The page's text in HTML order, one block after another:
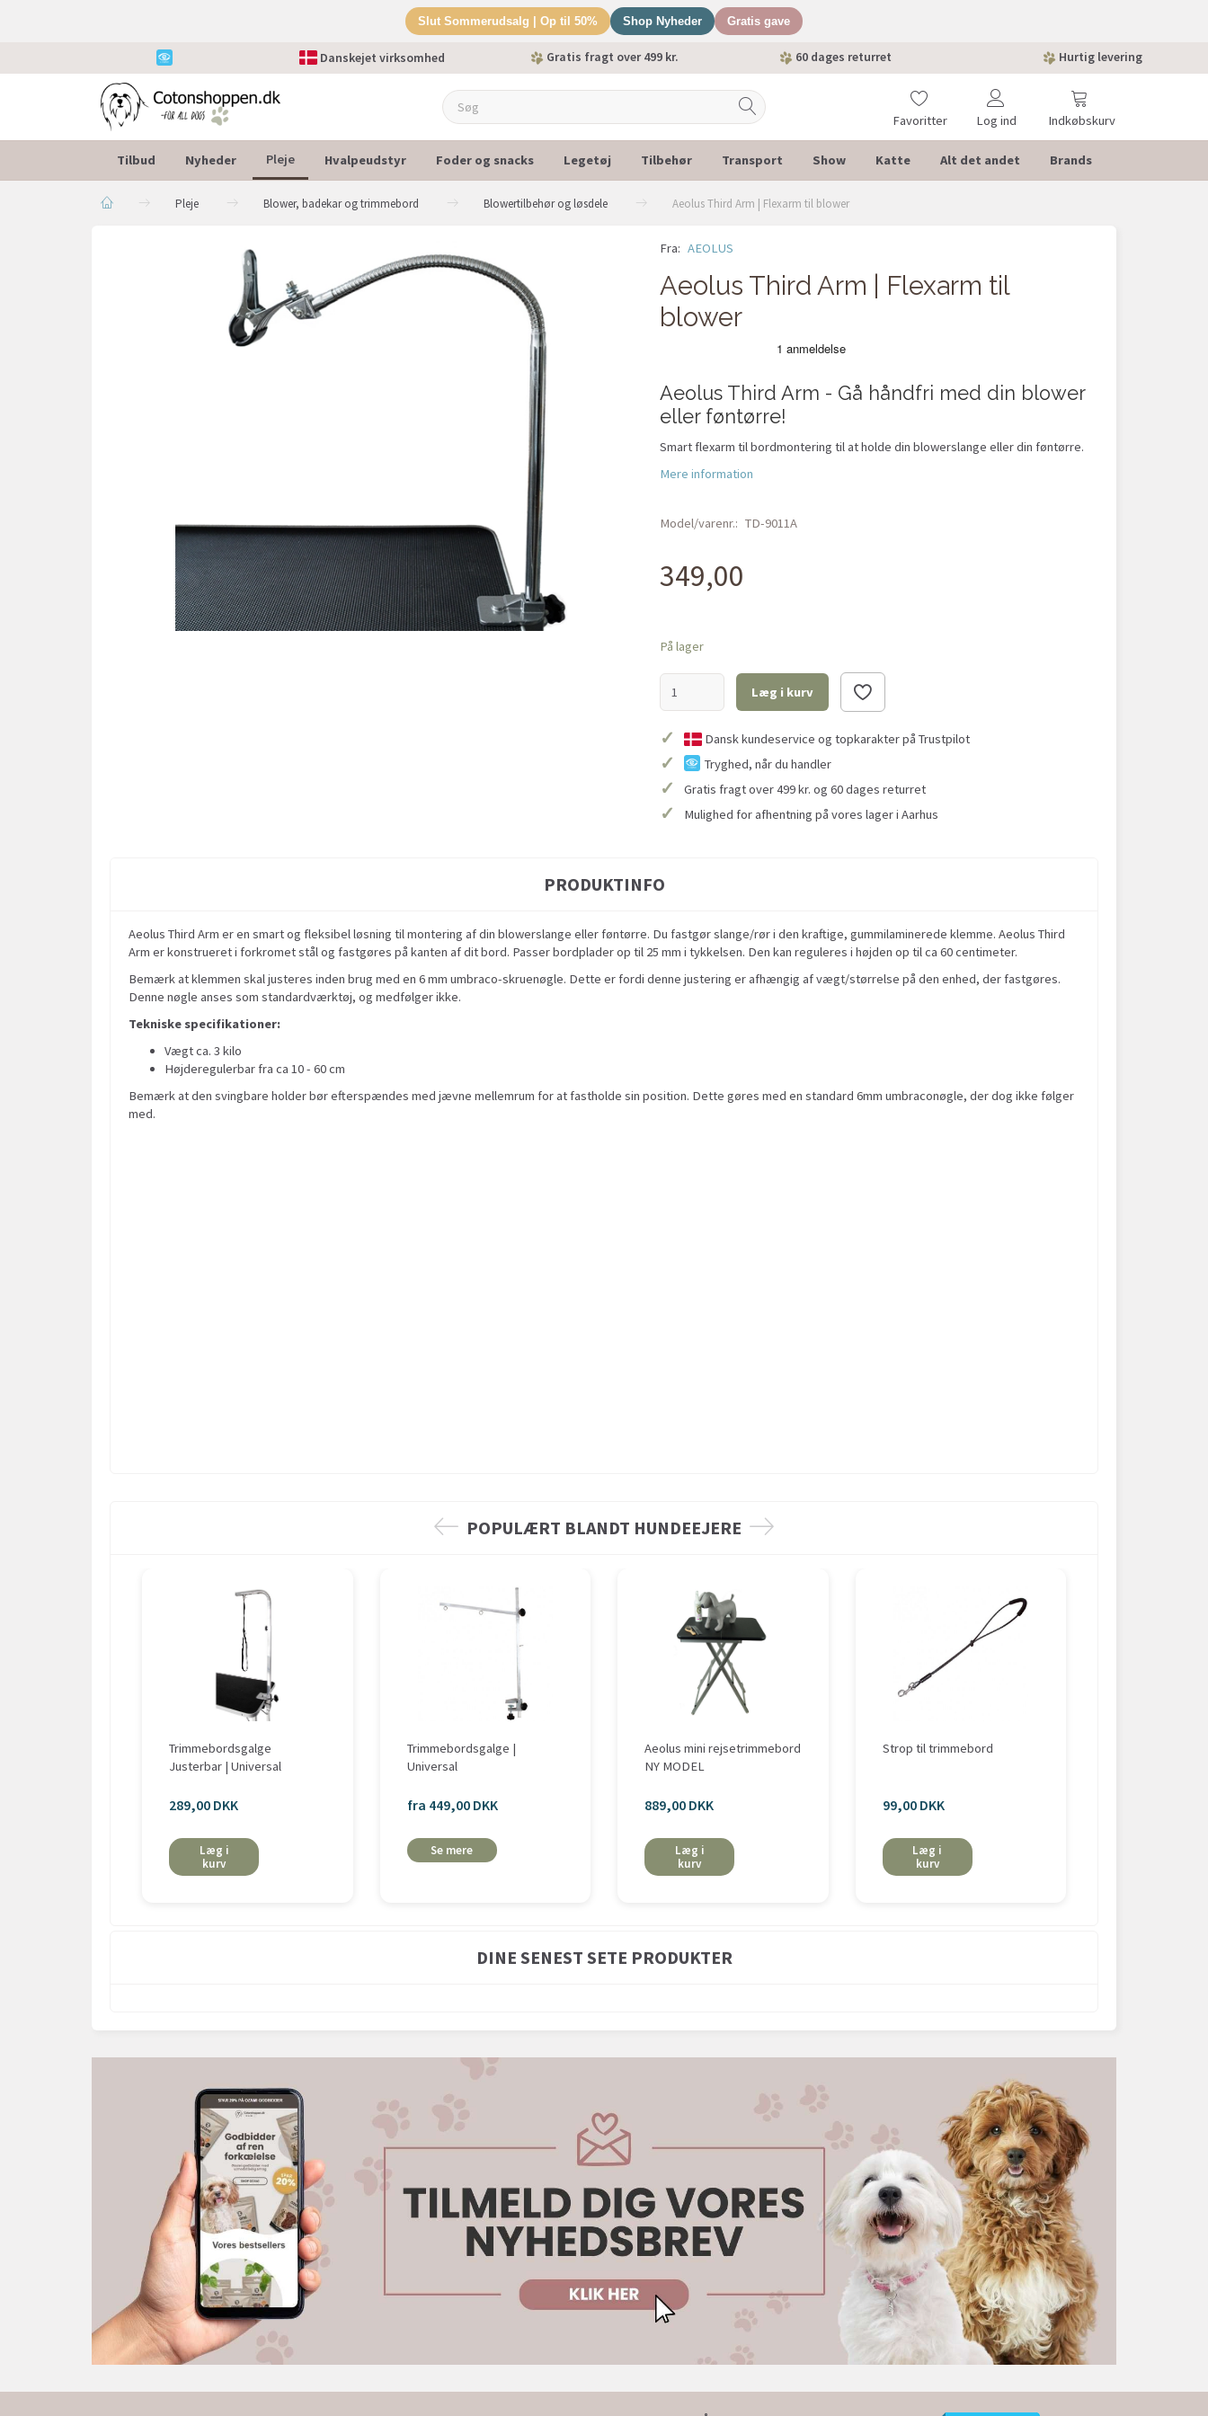
Slut Sommerudsalg | Op til 50% Shop Nyheder Gratis gave
Danskejet virksomhed Gratis fragt over 499 kr. 60 dages returret Hurtig levering
Indkøbskurv
Favoritter Log ind
Tilbud Nyheder Pleje Hvalpeudstyr Foder og snacks Legetøj Tilbehør Transport Show Katte Alt det andet Brands
Pleje Blower, badekar og trimmebord Blowertilbehør og løsdele Aeolus Third Arm | Flexarm til blower
Fra: AEOLUS
Aeolus Third Arm | Flexarm til
blower
Aeolus Third Arm - Gå håndfri med din blower
eller føntørre!
Smart flexarm til bordmontering til at holde din blowerslange eller din føntørre.
Mere information
Model/varenr.: TD-9011A
349,00
På lager
Læg i kurv
✓ Dansk kundeservice og topkarakter på Trustpilot
✓ Tryghed, når du handler
✓ Gratis fragt over 499 kr. og 60 dages returret
✓ Mulighed for afhentning på vores lager i Aarhus
PRODUKTINFO
Aeolus Third Arm er en smart og fleksibel løsning til montering af din blowerslange eller føntørre. Du fastgør slange/rør i den kraftige, gummilaminerede klemme. Aeolus Third
Arm er konstrueret i forkromet stål og fastgøres på kanten af dit bord. Passer bordplader op til 25 mm i tykkelsen. Den kan reguleres i højden op til ca 60 centimeter.
Bemærk at klemmen skal justeres inden brug med en 6 mm umbraco-skruenøgle. Dette er fordi denne justering er afhængig af vægt/størrelse på den enhed, der fastgøres.
Denne nøgle anses som standardværktøj, og medfølger ikke.
Tekniske specifikationer:
Vægt ca. 3 kilo
Højderegulerbar fra ca 10 - 60 cm
Bemærk at den svingbare holder bør efterspændes med jævne mellemrum for at fastholde sin position. Dette gøres med en standard 6mm umbraconøgle, der dog ikke følger
med.
POPULÆRT BLANDT HUNDEEJERE
Trimmebordsgalge
Justerbar | Universal
289,00 DKK
Læg i
kurv
Trimmebordsgalge |
Universal
fra 449,00 DKK
Se mere
Aeolus mini rejsetrimmebord
NY MODEL
889,00 DKK
Læg i
kurv
Strop til trimmebord
99,00 DKK
Læg i
kurv
DINE SENEST SETE PRODUKTER